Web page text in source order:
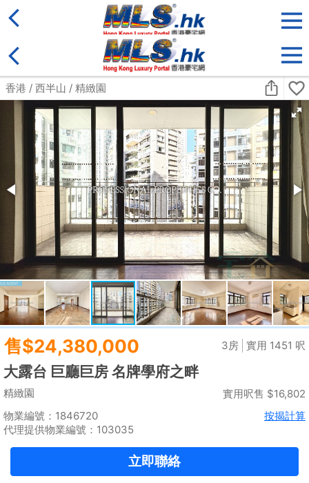
售盤 類別
收藏
搜尋條件: 售盤
黃金置頂
標準2100呎村屋
元朗 標準2100呎村屋 4房4套
建築 2100呎@$17
實用 --
租$35,000